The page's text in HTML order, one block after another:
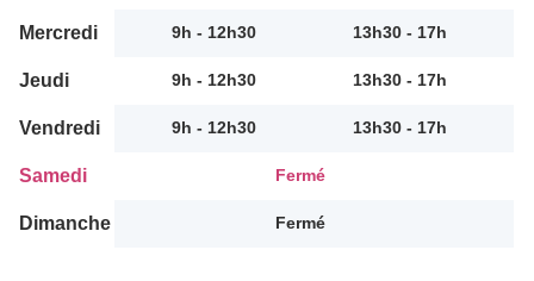
Mercredi 9h - 12h30 13h30 - 17h
Jeudi 9h - 12h30 13h30 - 17h
Vendredi 9h - 12h30 13h30 - 17h
Samedi Fermé
Dimanche Fermé